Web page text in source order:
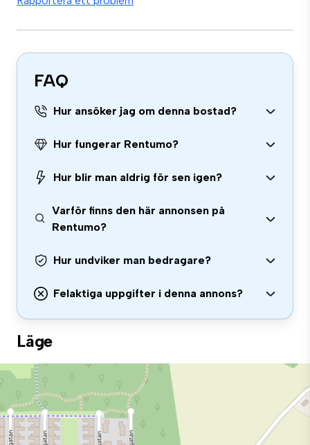
FAQ
Hur ansöker jag om denna bostad?
Hur fungerar Rentumo?
Hur blir man aldrig för sen igen?
Varför finns den här annonsen på
Rentumo?
Hur undviker man bedragare?
Felaktiga uppgifter i denna annons?
Läge